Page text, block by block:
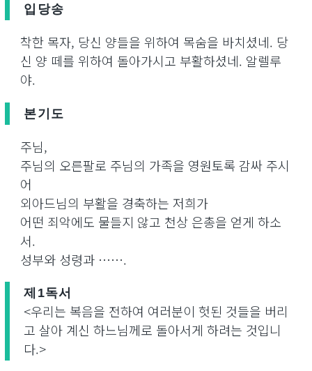
입당송
착한 목자, 당신 양들을 위하여 목숨을 바치셨네. 당
신 양 떼를 위하여 돌아가시고 부활하셨네. 알렐루
야.
본기도
주님,
주님의 오른팔로 주님의 가족을 영원토록 감싸 주시
어
외아드님의 부활을 경축하는 저희가
어떤 죄악에도 물들지 않고 천상 은총을 얻게 하소
서.
성부와 성령과 …….
제1독서
<우리는 복음을 전하여 여러분이 헛된 것들을 버리
고 살아 계신 하느님께로 돌아서게 하려는 것입니
다.>